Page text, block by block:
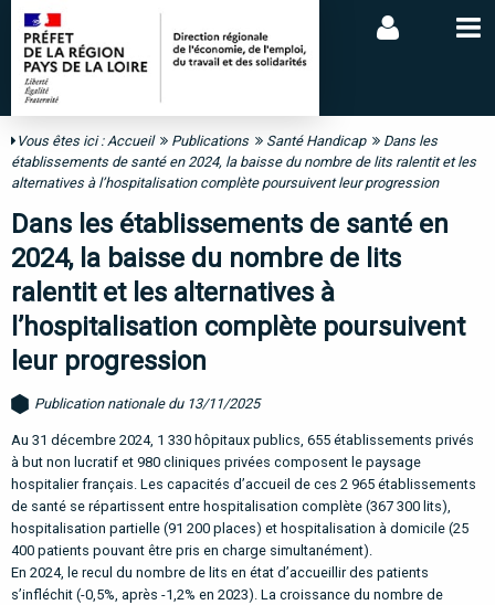
Vous êtes ici :Accueil Publications Santé Handicap
Dans les
établissements de santé en 2024, la baisse du nombre de lits ralentit et les
alternatives à l’hospitalisation complète poursuivent leur progression
Dans les établissements de santé en
2024, la baisse du nombre de lits
ralentit et les alternatives à
l’hospitalisation complète poursuivent
leur progression
Publication nationale du 13/11/2025
Au 31 décembre 2024, 1 330 hôpitaux publics, 655 établissements privés
à but non lucratif et 980 cliniques privées composent le paysage
hospitalier français. Les capacités d’accueil de ces 2 965 établissements
de santé se répartissent entre hospitalisation complète (367 300 lits),
hospitalisation partielle (91 200 places) et hospitalisation à domicile (25
400 patients pouvant être pris en charge simultanément).
En 2024, le recul du nombre de lits en état d’accueillir des patients
s’infléchit (-0,5%, après -1,2% en 2023). La croissance du nombre de